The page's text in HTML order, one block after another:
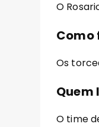
O
Como
Os
O time